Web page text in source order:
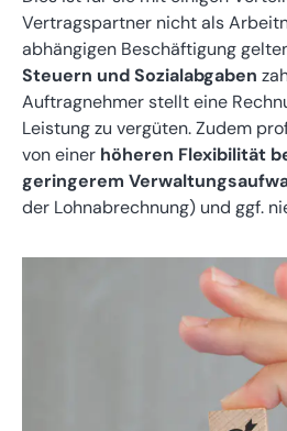
Vertragspartner nicht als
abhängigen Beschäftigung
Steuern und Sozialabgaben
Auftragnehmer stellt eine
Leistung zu vergüten. Zudem
von einer höheren Flexibilität
geringerem
der Lohnabrechnung) und ggf.